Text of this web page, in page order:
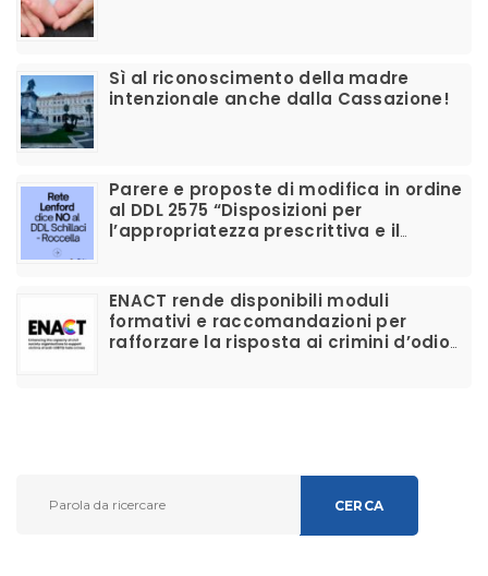
Sì al riconoscimento della madre
intenzionale anche dalla Cassazione!
Parere e proposte di modifica in ordine
al DDL 2575 “Disposizioni per
l’appropriatezza prescrittiva e il
ENACT rende disponibili moduli
formativi e raccomandazioni per
rafforzare la risposta ai crimini d’odio
CERCA